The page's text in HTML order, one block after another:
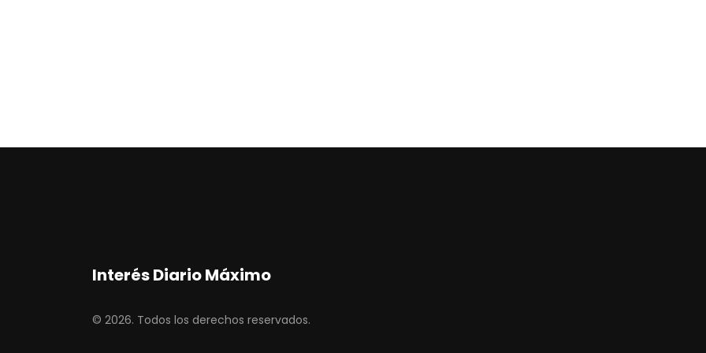
Interés Diario Máximo
© 2026. Todos los derechos reservados.